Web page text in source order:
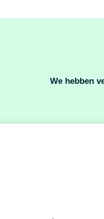
We hebben